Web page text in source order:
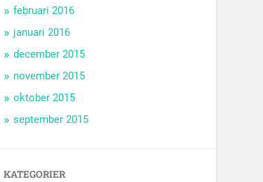
februari 2016
januari 2016
december 2015
november 2015
oktober 2015
september 2015
KATEGORIER